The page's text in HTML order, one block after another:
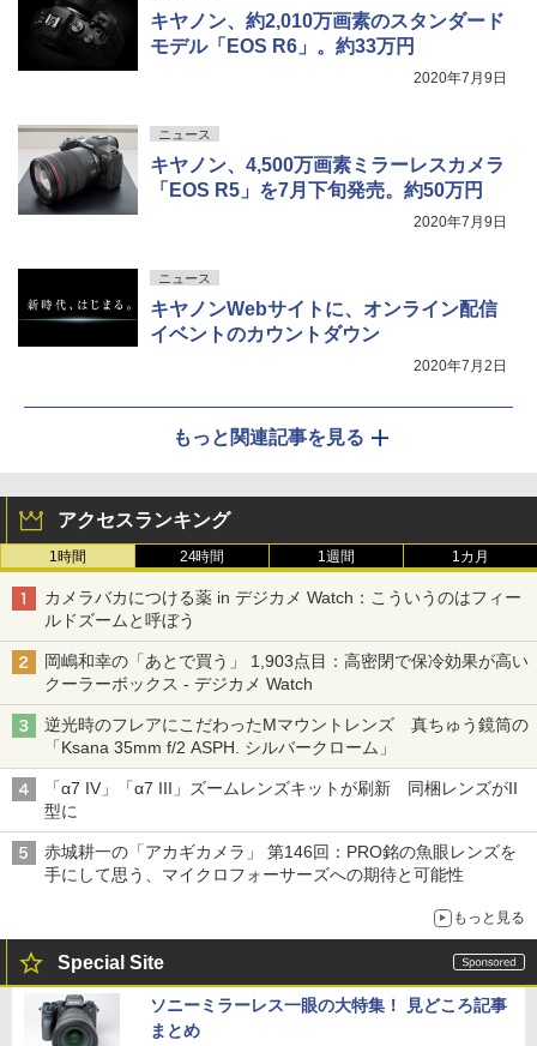
キヤノン、約2,010万画素のスタンダード
モデル「EOS R6」。約33万円
2020年7月9日
ニュース
キヤノン、4,500万画素ミラーレスカメラ
「EOS R5」を7月下旬発売。約50万円
2020年7月9日
ニュース
キヤノンWebサイトに、オンライン配信
イベントのカウントダウン
2020年7月2日
もっと関連記事を見る
アクセスランキング
1時間 24時間 1週間 1カ月
カメラバカにつける薬 in デジカメ Watch：こういうのはフィー
ルドズームと呼ぼう
岡嶋和幸の「あとで買う」 1,903点目：高密閉で保冷効果が高い
クーラーボックス - デジカメ Watch
逆光時のフレアにこだわったMマウントレンズ 真ちゅう鏡筒の
「Ksana 35mm f/2 ASPH. シルバークローム」
「α7 IV」「α7 III」ズームレンズキットが刷新 同梱レンズがII
型に
赤城耕一の「アカギカメラ」 第146回：PRO銘の魚眼レンズを
手にして思う、マイクロフォーサーズへの期待と可能性
もっと見る
Special Site
ソニーミラーレス一眼の大特集！ 見どころ記事
まとめ